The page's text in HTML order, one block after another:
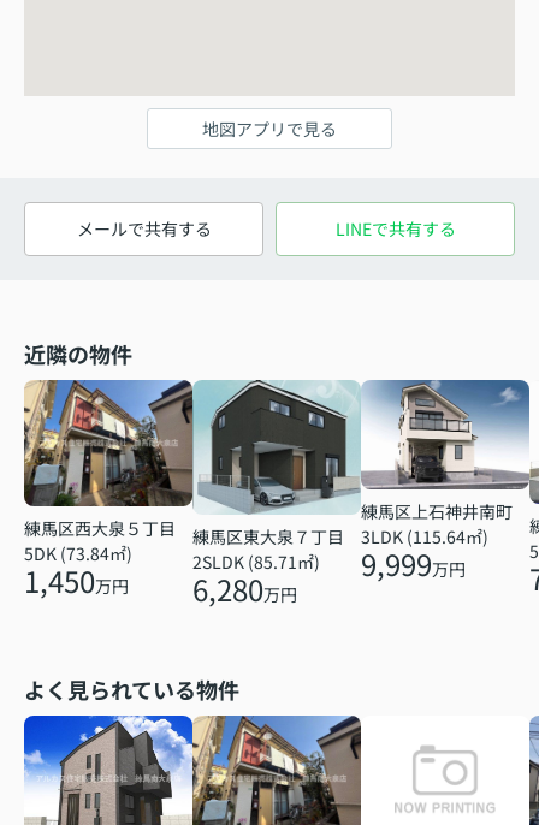
地図アプリで見る
メールで共有する LINEで共有する
近隣の物件
練馬区西大泉５丁目
5DK (73.84㎡)
1,450万円
練馬区東大泉７丁目
2SLDK (85.71㎡)
6,280万円
練馬区上石神井南町
3LDK (115.64㎡)
9,999万円
よく見られている物件